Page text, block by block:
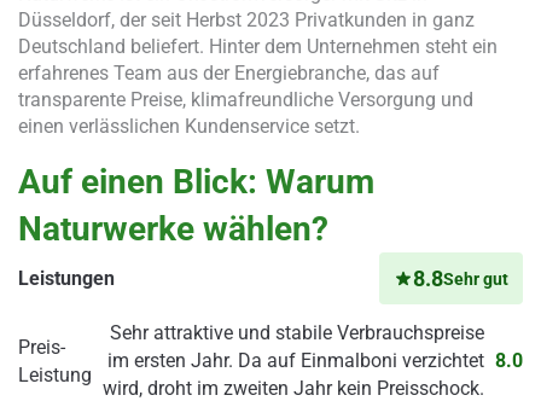
Düsseldorf, der seit Herbst 2023 Privatkunden in ganz
Deutschland beliefert. Hinter dem Unternehmen steht ein
erfahrenes Team aus der Energiebranche, das auf
transparente Preise, klimafreundliche Versorgung und
einen verlässlichen Kundenservice setzt.
Auf einen Blick: Warum
Naturwerke wählen?
Leistungen 8.8Sehr gut
Preis-
Leistung
Sehr attraktive und stabile Verbrauchspreise
im ersten Jahr. Da auf Einmalboni verzichtet
wird, droht im zweiten Jahr kein Preisschock.
8.0